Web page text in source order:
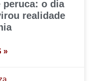
peruca: o dia
realidade
»